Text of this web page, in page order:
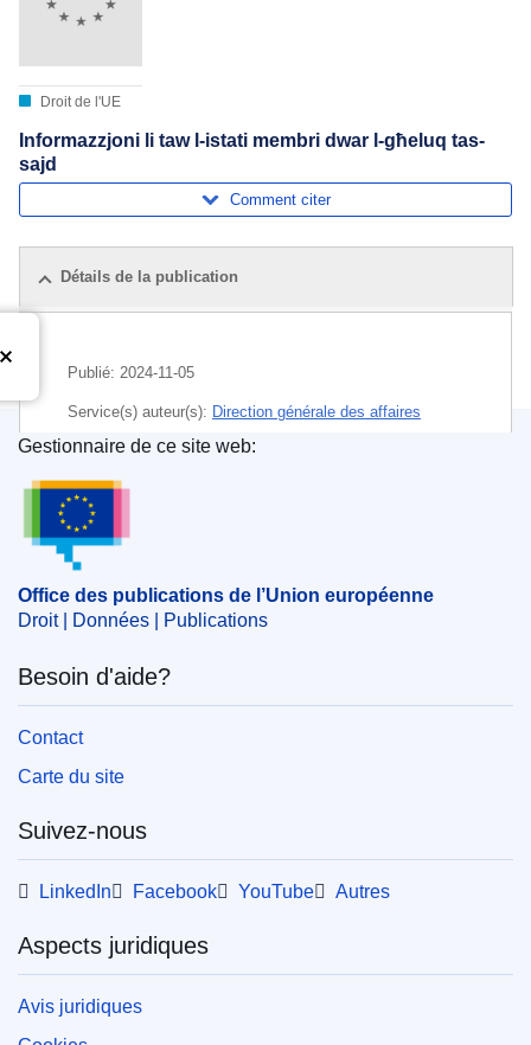
Droit de l'UE
Informazzjoni li taw l-istati membri dwar l-għeluq tas-
sajd
Comment citer
Détails de la publication
Publié: 2024-11-05
Service(s) auteur(s): Direction générale des affaires
maritimes et de la pêche(Commission européenne
Sujet:
,France
CELEX : 52024XC06726
IMMC : C(2024)7671/3715714
Office des publications de l’Union européenne
Gestionnaire de ce site web:
Office des publications de l’Union européenne
Droit | Données | Publications
Besoin d'aide?
Contact
Carte du site
Suivez-nous
LinkedIn Facebook YouTube Autres
Aspects juridiques
Avis juridiques